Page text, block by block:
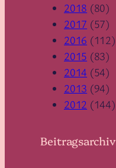
Beitragsarchiv
2018 (80)
2017 (57)
2016 (112)
2015 (83)
2014 (54)
2013 (94)
2012 (144)